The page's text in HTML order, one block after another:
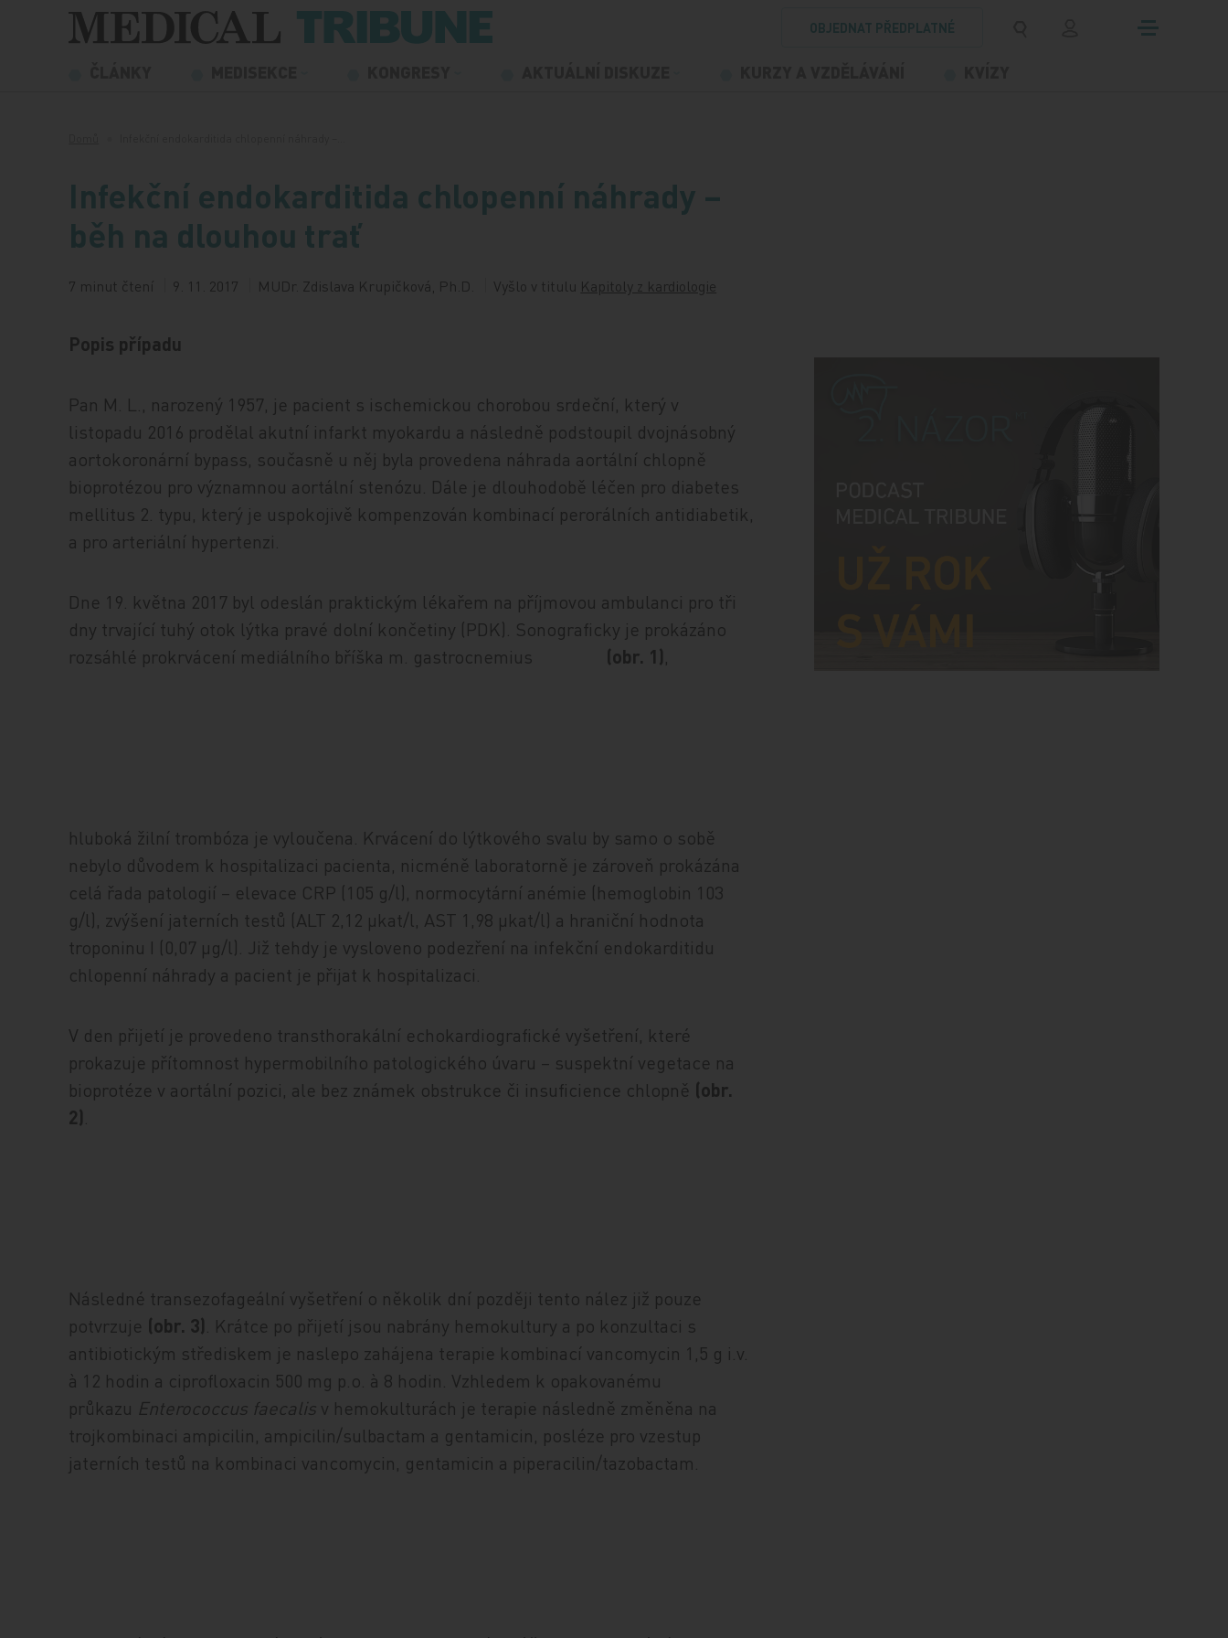
Přeskočit na obsah
OBJEDNAT PŘEDPLATNÉ
Infekční endokarditida chlopenní náhrady –
běh na dlouhou trať
7 minut čtení 9. 11. 2017 MUDr. Zdislava Krupičková, Ph.D. Vyšlo v titulu Kapitoly z kardiologie
Popis případu
Pan M. L., narozený 1957, je pacient s ischemickou chorobou srdeční, který v
listopadu 2016 prodělal akutní infarkt myokardu a následně podstoupil dvojnásobný
aortokoronární bypass, současně u něj byla provedena náhrada aortální chlopně
bioprotézou pro významnou aortální stenózu. Dále je dlouhodobě léčen pro diabetes
mellitus 2. typu, který je uspokojivě kompenzován kombinací perorálních antidiabetik,
a pro arteriální hypertenzi.
Dne 19. května 2017 byl odeslán praktickým lékařem na příjmovou ambulanci pro tři
dny trvající tuhý otok lýtka pravé dolní končetiny (PDK). Sonograficky je prokázáno
rozsáhlé prokrvácení mediálního bříška m. gastrocnemius (obr. 1),
hluboká žilní trombóza je vyloučena. Krvácení do lýtkového svalu by samo o sobě
nebylo důvodem k hospitalizaci pacienta, nicméně laboratorně je zároveň prokázána
celá řada patologií – elevace CRP (105 g/l), normocytární anémie (hemoglobin 103
g/l), zvýšení jaterních testů (ALT 2,12 μkat/l, AST 1,98 μkat/l) a hraniční hodnota
troponinu I (0,07 μg/l). Již tehdy je vysloveno podezření na infekční endokarditidu
chlopenní náhrady a pacient je přijat k hospitalizaci.
V den přijetí je provedeno transthorakální echokardiografické vyšetření, které
prokazuje přítomnost hypermobilního patologického úvaru – suspektní vegetace na
bioprotéze v aortální pozici, ale bez známek obstrukce či insuficience chlopně (obr.
2)
Následné transezofageální vyšetření o několik dní později tento nález již pouze
potvrzuje (obr. 3) . Krátce po přijetí jsou nabrány hemokultury a po konzultaci s
antibiotickým střediskem je naslepo zahájena terapie kombinací vancomycin 1,5 g i.v.
à 12 hodin a ciprofloxacin 500 mg p.o. à 8 hodin. Vzhledem k opakovanému
průkazu Enterococcus faecalis v hemokulturách je terapie následně změněna na
trojkombinaci ampicilin, ampicilin/sulbactam a gentamicin, posléze pro vzestup
jaterních testů na kombinaci vancomycin, gentamicin a piperacilin/tazobactam.